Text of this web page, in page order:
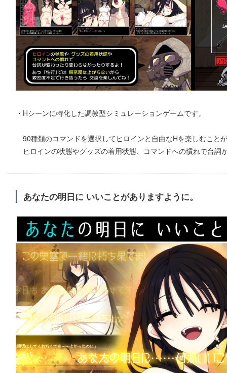
・Hシーンに特化した調教型シミュレーションゲームです。
90種類のコマンドを選択してヒロインと自由なHを楽しむこと
ヒロインの状態やグッズの着用状態、コマンドへの慣れで台詞
あなたの明日に いいことがありますように。